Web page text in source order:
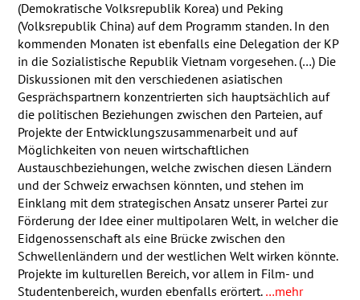
(Demokratische Volksrepublik Korea) und Peking
(Volksrepublik China) auf dem Programm standen. In den
kommenden Monaten ist ebenfalls eine Delegation der KP
in die Sozialistische Republik Vietnam vorgesehen. (…) Die
Diskussionen mit den verschiedenen asiatischen
Gesprächspartnern konzentrierten sich hauptsächlich auf
die politischen Beziehungen zwischen den Parteien, auf
Projekte der Entwicklungszusammenarbeit und auf
Möglichkeiten von neuen wirtschaftlichen
Austauschbeziehungen, welche zwischen diesen Ländern
und der Schweiz erwachsen könnten, und stehen im
Einklang mit dem strategischen Ansatz unserer Partei zur
Förderung der Idee einer multipolaren Welt, in welcher die
Eidgenossenschaft als eine Brücke zwischen den
Schwellenländern und der westlichen Welt wirken könnte.
Projekte im kulturellen Bereich, vor allem in Film- und
Studentenbereich, wurden ebenfalls erörtert. …mehr